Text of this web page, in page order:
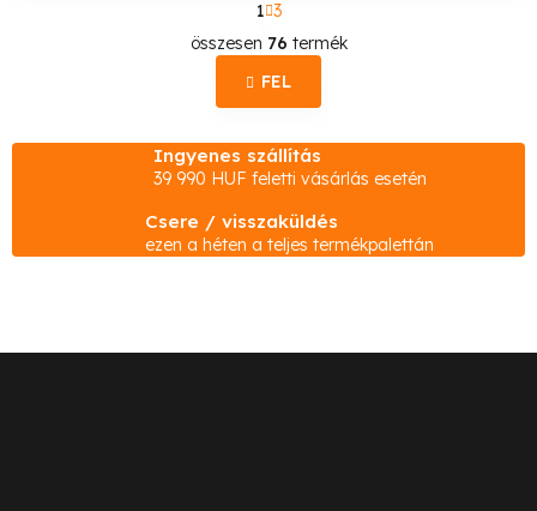
L
i
s
t
a
r
á
í
a
p
o
z
1 3
összesen 76 termék
FEL
Ingyenes szállítás
39 990 HUF feletti vásárlás esetén
Csere / visszaküldés
ezen a héten a teljes termékpalettán